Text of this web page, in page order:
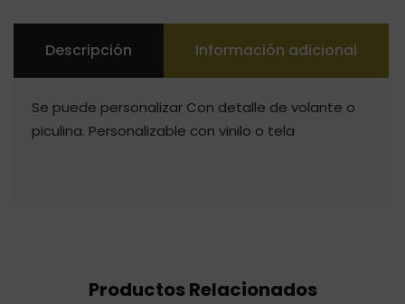
Descripción Información adicional
Se puede personalizar Con detalle de volante o
piculina. Personalizable con vinilo o tela
Productos Relacionados